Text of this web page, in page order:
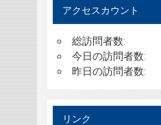
アクセスカウント
総訪問者数:
今日の訪問者数:
昨日の訪問者数:
リンク